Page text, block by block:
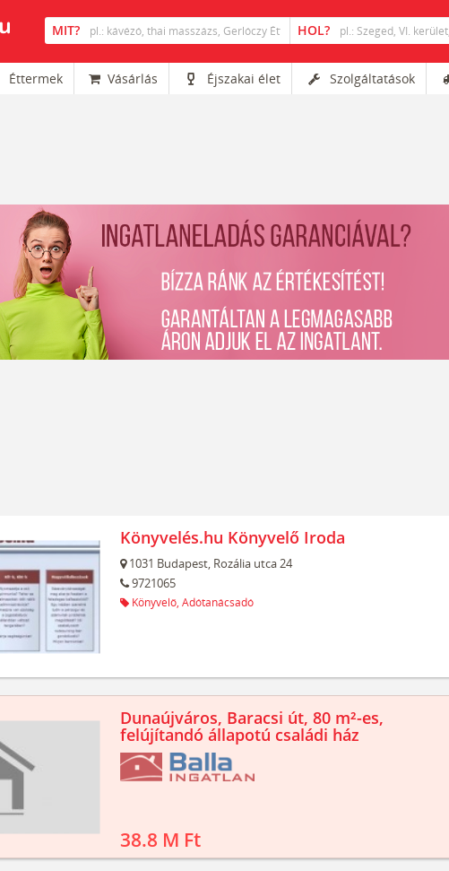
Éttermek Vásárlás Éjszakai élet Szolgáltatások
Könyvelés.hu Könyvelő Iroda
1031 Budapest, Rozália utca 24
9721065
Könyvelő, Adótanácsadó
Dunaújváros, Baracsi út, 80 m²-es,
felújítandó állapotú családi ház
38.8 M Ft